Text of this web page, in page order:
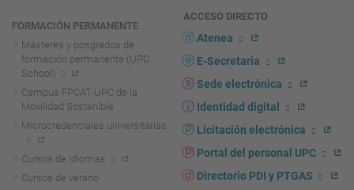
FORMACIÓN PERMANENTE
Másteres y posgrados de
formación permanente (UPC
School)
Campus FPCAT-UPC de la
Movilidad Sostenible
Microcredenciales universitarias
Cursos de idiomas
Cursos de verano
ACCESO DIRECTO
Atenea
E-Secretaria
Sede electrónica
Identidad digital
Licitación electrónica
Portal del personal UPC
Directorio PDI y PTGAS